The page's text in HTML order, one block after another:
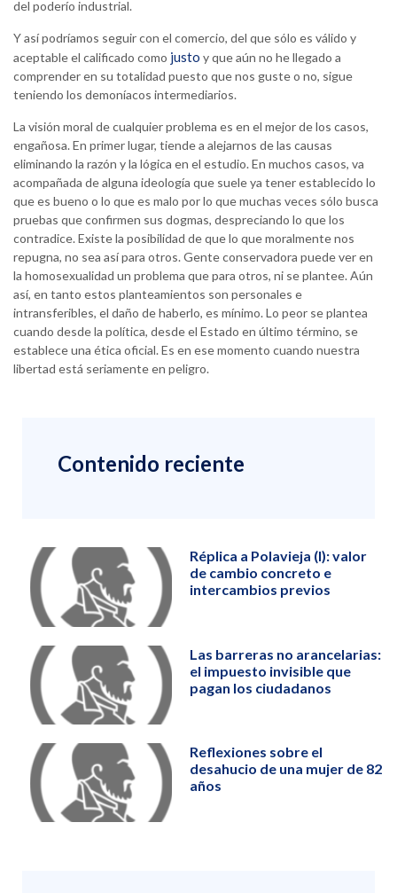
del poderío industrial.
Y así podríamos seguir con el comercio, del que sólo es válido y
aceptable el calificado como justo y que aún no he llegado a
comprender en su totalidad puesto que nos guste o no, sigue
teniendo los demoníacos intermediarios.
La visión moral de cualquier problema es en el mejor de los casos,
engañosa. En primer lugar, tiende a alejarnos de las causas
eliminando la razón y la lógica en el estudio. En muchos casos, va
acompañada de alguna ideología que suele ya tener establecido lo
que es bueno o lo que es malo por lo que muchas veces sólo busca
pruebas que confirmen sus dogmas, despreciando lo que los
contradice. Existe la posibilidad de que lo que moralmente nos
repugna, no sea así para otros. Gente conservadora puede ver en
la homosexualidad un problema que para otros, ni se plantee. Aún
así, en tanto estos planteamientos son personales e
intransferibles, el daño de haberlo, es mínimo. Lo peor se plantea
cuando desde la política, desde el Estado en último término, se
establece una ética oficial. Es en ese momento cuando nuestra
libertad está seriamente en peligro.
Contenido reciente
Réplica a Polavieja (I): valor
de cambio concreto e
intercambios previos
Las barreras no arancelarias:
el impuesto invisible que
pagan los ciudadanos
Reflexiones sobre el
desahucio de una mujer de 82
años